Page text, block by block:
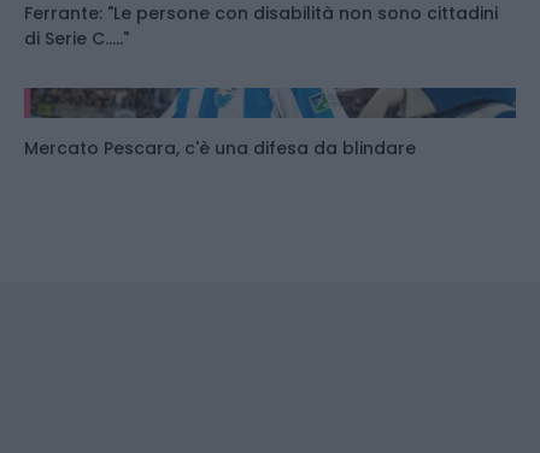
Ferrante: "Le persone con disabilità non sono cittadini
di Serie C....."
Mercato Pescara, c'è una difesa da blindare